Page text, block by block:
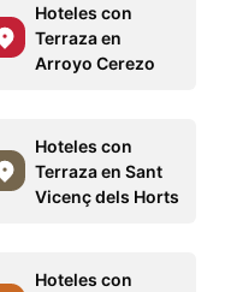
Hoteles con
Terraza en
Arroyo Cerezo
Hoteles con
Terraza en Sant
Vicenç dels Horts
Hoteles con